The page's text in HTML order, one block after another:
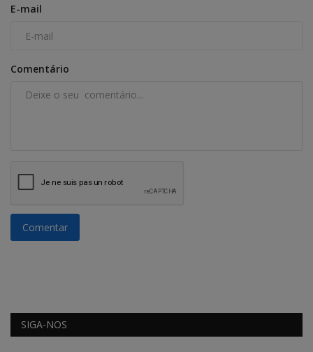
E-mail
Comentário
Comentar
SIGA-NOS